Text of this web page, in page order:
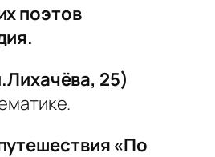
поэтов
25)
«По